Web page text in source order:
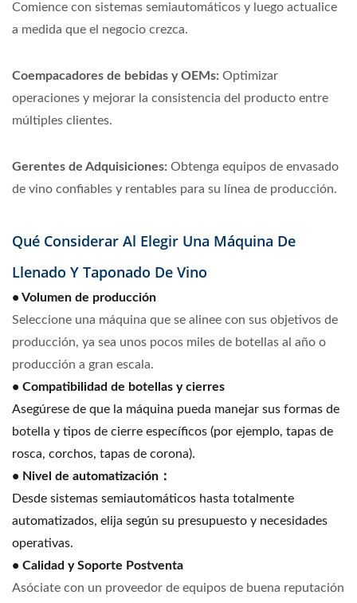
Comience con sistemas semiautomáticos y luego actualice
a medida que el negocio crezca.
Coempacadores de bebidas y OEMs: Optimizar
operaciones y mejorar la consistencia del producto entre
múltiples clientes.
Gerentes de Adquisiciones: Obtenga equipos de envasado
de vino confiables y rentables para su línea de producción.
Qué Considerar Al Elegir Una Máquina De
Llenado Y Taponado De Vino
• Volumen de producción
Seleccione una máquina que se alinee con sus objetivos de
producción, ya sea unos pocos miles de botellas al año o
producción a gran escala.
• Compatibilidad de botellas y cierres
Asegúrese de que la máquina pueda manejar sus formas de
botella y tipos de cierre específicos (por ejemplo, tapas de
rosca, corchos, tapas de corona).
• Nivel de automatización ：
Desde sistemas semiautomáticos hasta totalmente
automatizados, elija según su presupuesto y necesidades
operativas.
• Calidad y Soporte Postventa
Asóciate con un proveedor de equipos de buena reputación